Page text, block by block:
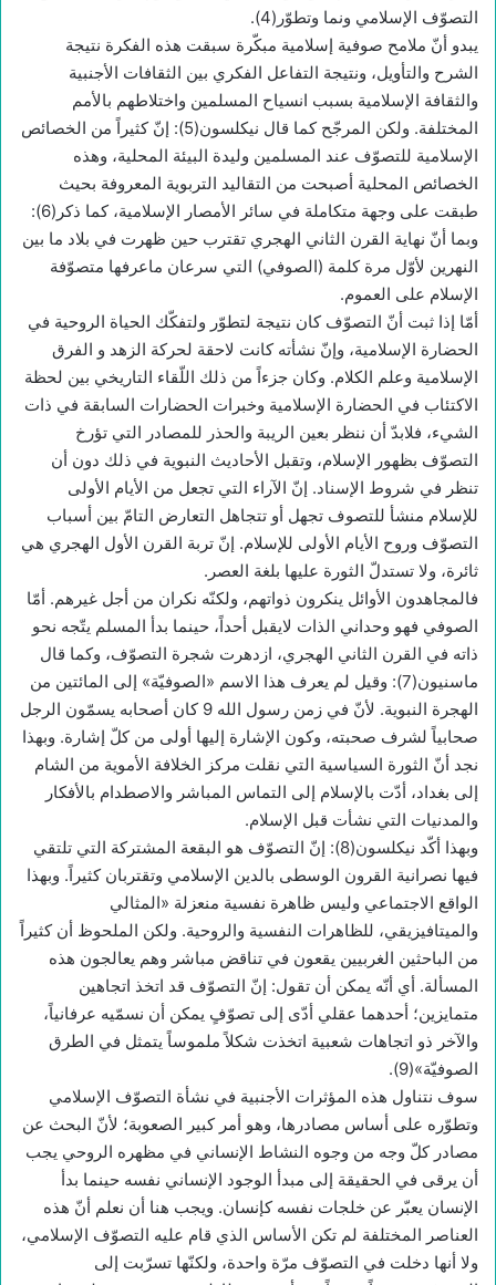
التصوّف الإسلامي ونما وتطوّر(4).
يبدو أنّ ملامح صوفية إسلامية مبكّرة سبقت هذه الفكرة نتيجة
الشرح والتأويل، ونتيجة التفاعل الفكري بين الثقافات الأجنبية
والثقافة الإسلامية بسبب انسياح المسلمين واختلاطهم بالأمم
المختلفة. ولكن المرجّح كما قال نيكلسون(5): إنّ كثيراً من الخصائص
الإسلامية للتصوّف عند المسلمين وليدة البيئة المحلية، وهذه
الخصائص المحلية أصبحت من التقاليد التربوية المعروفة بحيث
طبقت على وجهة متكاملة في سائر الأمصار الإسلامية، كما ذكر(6):
وبما أنّ نهاية القرن الثاني الهجري تقترب حين ظهرت في بلاد ما بين
النهرين لأوّل مرة كلمة (الصوفي) التي سرعان ماعرفها متصوّفة
الإسلام على العموم.
أمّا إذا ثبت أنّ التصوّف كان نتيجة لتطوّر ولتفكّك الحياة الروحية في
الحضارة الإسلامية، وإنّ نشأته كانت لاحقة لحركة الزهد و الفرق
الإسلامية وعلم الكلام. وكان جزءاً من ذلك اللّقاء التاريخي بين لحظة
الاكتئاب في الحضارة الإسلامية وخبرات الحضارات السابقة في ذات
الشيء، فلابدّ أن ننظر بعين الريبة والحذر للمصادر التي تؤرخ
التصوّف بظهور الإسلام، وتقبل الأحاديث النبوية في ذلك دون أن
تنظر في شروط الإسناد. إنّ الآراء التي تجعل من الأيام الأولى
للإسلام منشأ للتصوف تجهل أو تتجاهل التعارض التامّ بين أسباب
التصوّف وروح الأيام الأولى للإسلام. إنّ تربة القرن الأول الهجري هي
ثائرة، ولا تستدلّ الثورة عليها بلغة العصر.
فالمجاهدون الأوائل ينكرون ذواتهم، ولكنّه نكران من أجل غيرهم. أمّا
الصوفي فهو وحداني الذات لايقبل أحداً، حينما بدأ المسلم يتّجه نحو
ذاته في القرن الثاني الهجري، ازدهرت شجرة التصوّف، وكما قال
ماسنيون(7): وقيل لم يعرف هذا الاسم «الصوفيّة» إلى المائتين من
الهجرة النبوية. لأنّ في زمن رسول الله 9 كان أصحابه يسمّون الرجل
صحابياً لشرف صحبته، وكون الإشارة إليها أولى من كلّ إشارة. وبهذا
نجد أنّ الثورة السياسية التي نقلت مركز الخلافة الأموية من الشام
إلى بغداد، أدّت بالإسلام إلى التماس المباشر والاصطدام بالأفكار
والمدنيات التي نشأت قبل الإسلام.
وبهذا أكّد نيكلسون(8): إنّ التصوّف هو البقعة المشتركة التي تلتقي
فيها نصرانية القرون الوسطى بالدين الإسلامي وتقتربان كثيراً. وبهذا
الواقع الاجتماعي وليس ظاهرة نفسية منعزلة «المثالي
والميتافيزيقي، للظاهرات النفسية والروحية. ولكن الملحوظ أن كثيراً
من الباحثين الغربيين يقعون في تناقض مباشر وهم يعالجون هذه
المسألة. أي أنّه يمكن أن تقول: إنّ التصوّف قد اتخذ اتجاهين
متمايزين؛ أحدهما عقلي أدّى إلى تصوّفٍ يمكن أن نسمّيه عرفانياً،
والآخر ذو اتجاهات شعبية اتخذت شكلاً ملموساً يتمثل في الطرق
الصوفيّة»(9).
سوف نتناول هذه المؤثرات الأجنبية في نشأة التصوّف الإسلامي
وتطوّره على أساس مصادرها، وهو أمر كبير الصعوبة؛ لأنّ البحث عن
مصادر كلّ وجه من وجوه النشاط الإنساني في مظهره الروحي يجب
أن يرقى في الحقيقة إلى مبدأ الوجود الإنساني نفسه حينما بدأ
الإنسان يعبّر عن خلجات نفسه كإنسان. ويجب هنا أن نعلم أنّ هذه
العناصر المختلفة لم تكن الأساس الذي قام عليه التصوّف الإسلامي،
ولا أنها دخلت في التصوّف مرّة واحدة، ولكنّها تسرّبت إلى